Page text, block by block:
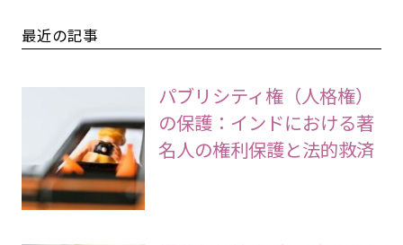
最近の記事
パブリシティ権（人格権）
の保護：インドにおける著
名人の権利保護と法的救済